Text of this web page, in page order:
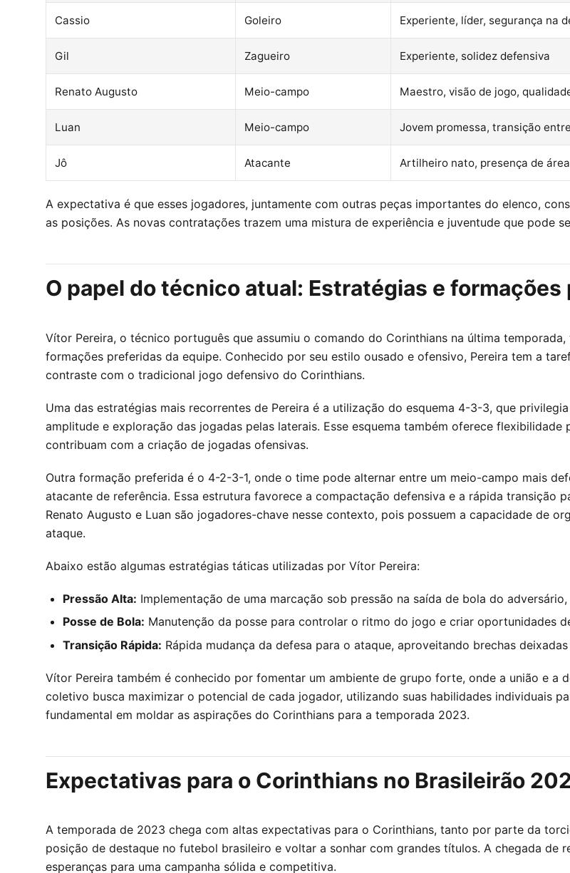
Cassio Goleiro Experiente, líder, segurança na
Gil Zagueiro Experiente, solidez defensiva
Renato Augusto Meio-campo Maestro, visão de jogo,
Luan Meio-campo Jovem promessa, transição
Jô Atacante Artilheiro nato, presença de área
A expectativa é que esses jogadores, juntamente com outras peças importantes do elenco,
as posições. As novas contratações trazem uma mistura de experiência e juventude que pode
O papel do técnico atual: Estratégias e formações
Vítor Pereira, o técnico português que assumiu o comando do Corinthians na última
formações preferidas da equipe. Conhecido por seu estilo ousado e ofensivo, Pereira tem a
contraste com o tradicional jogo defensivo do Corinthians.
Uma das estratégias mais recorrentes de Pereira é a utilização do esquema 4-3-3, que
amplitude e exploração das jogadas pelas laterais. Esse esquema também oferece
contribuam com a criação de jogadas ofensivas.
Outra formação preferida é o 4-2-3-1, onde o time pode alternar entre um meio-campo mais
atacante de referência. Essa estrutura favorece a compactação defensiva e a rápida transição
Renato Augusto e Luan são jogadores-chave nesse contexto, pois possuem a capacidade de
ataque.
Abaixo estão algumas estratégias táticas utilizadas por Vítor Pereira:
Pressão Alta: Implementação de uma marcação sob pressão na saída de bola do
Posse de Bola: Manutenção da posse para controlar o ritmo do jogo e criar oportunidades
Transição Rápida: Rápida mudança da defesa para o ataque, aproveitando brechas
Vítor Pereira também é conhecido por fomentar um ambiente de grupo forte, onde a união e a
coletivo busca maximizar o potencial de cada jogador, utilizando suas habilidades individuais
fundamental em moldar as aspirações do Corinthians para a temporada 2023.
Expectativas para o Corinthians no Brasileirão
A temporada de 2023 chega com altas expectativas para o Corinthians, tanto por parte da
posição de destaque no futebol brasileiro e voltar a sonhar com grandes títulos. A chegada de
esperanças para uma campanha sólida e competitiva.